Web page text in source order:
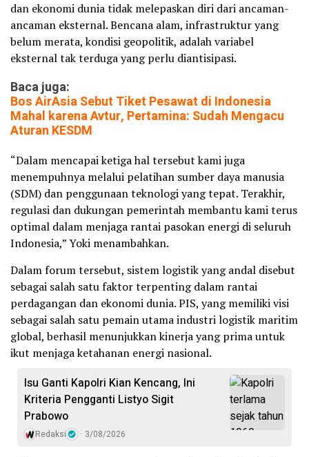
dan ekonomi dunia tidak melepaskan diri dari ancaman-
ancaman eksternal. Bencana alam, infrastruktur yang
belum merata, kondisi geopolitik, adalah variabel
eksternal tak terduga yang perlu diantisipasi.
Baca juga:
Bos AirAsia Sebut Tiket Pesawat di Indonesia
Mahal karena Avtur, Pertamina: Sudah Mengacu
Aturan KESDM
“Dalam mencapai ketiga hal tersebut kami juga
menempuhnya melalui pelatihan sumber daya manusia
(SDM) dan penggunaan teknologi yang tepat. Terakhir,
regulasi dan dukungan pemerintah membantu kami terus
optimal dalam menjaga rantai pasokan energi di seluruh
Indonesia,” Yoki menambahkan.
Dalam forum tersebut, sistem logistik yang andal disebut
sebagai salah satu faktor terpenting dalam rantai
perdagangan dan ekonomi dunia. PIS, yang memiliki visi
sebagai salah satu pemain utama industri logistik maritim
global, berhasil menunjukkan kinerja yang prima untuk
ikut menjaga ketahanan energi nasional.
Isu Ganti Kapolri Kian Kencang, Ini
Kriteria Pengganti Listyo Sigit
Prabowo
Redaksi 3/08/2026